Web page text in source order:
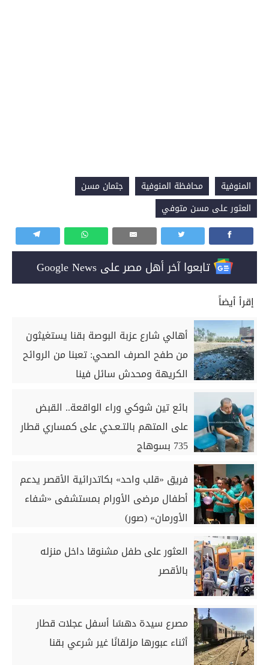
المنوفية محافظة المنوفية
جثمان مسن
العثور على مسن متوفي
تابعوا آخر أهل مصر على Google News
إقرأ أيضاً
أهالي شارع عزبة البوصة بقنا يستغيثون
من طفح الصرف الصحي: تعبنا من الروائح
الكريهة ومحدش سائل فينا
بائع تين شوكي وراء الواقعة.. القبض
على المتهم بالتـعـدي على كمساري قطار
735 بسوهاج
فريق «قلب واحد» بكاتدرائية الأقصر يدعم
أطفال مرضى الأورام بمستشفى «شفاء
الأورمان» (صور)
العثور على طفل مشنوقا داخل منزله
بالأقصر
مصرع سيدة دهسًا أسفل عجلات قطار
أثناء عبورها مزلقانًا غير شرعي بقنا